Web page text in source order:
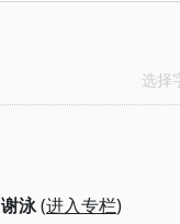
选择
谢泳(进入专栏)